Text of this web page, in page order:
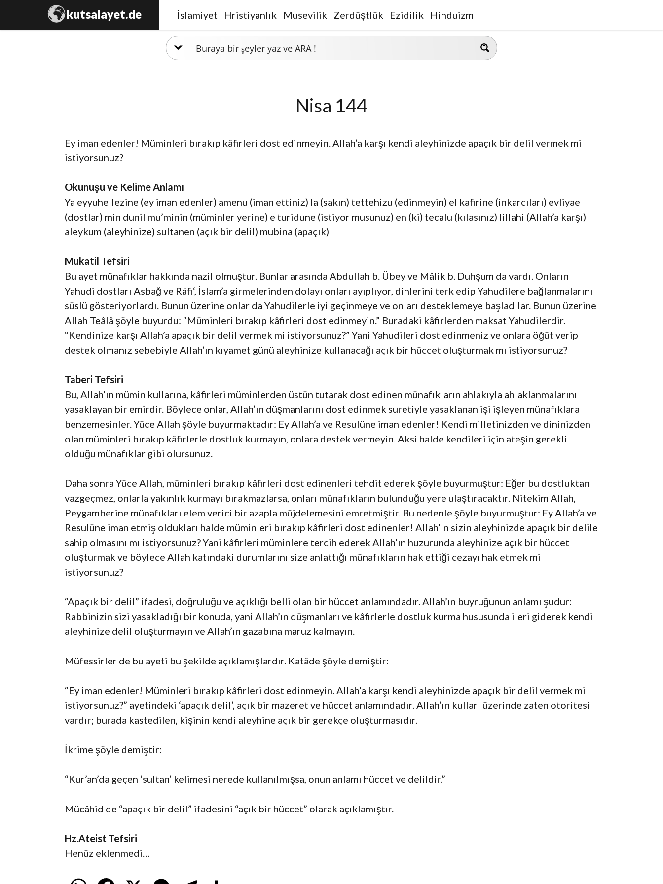
kutsalayet.de İslamiyet Hristiyanlık Musevilik Zerdüştlük Ezidilik Hinduizm
Nisa 144
Ey iman edenler! Müminleri bırakıp kâfirleri dost edinmeyin. Allah’a karşı kendi aleyhinizde apaçık bir delil vermek mi
istiyorsunuz?
Okunuşu ve Kelime Anlamı
Ya eyyuhellezine (ey iman edenler) amenu (iman ettiniz) la (sakın) tettehizu (edinmeyin) el kafirine (inkarcıları) evliyae
(dostlar) min dunil mu’minin (müminler yerine) e turidune (istiyor musunuz) en (ki) tecalu (kılasınız) lillahi (Allah’a karşı)
aleykum (aleyhinize) sultanen (açık bir delil) mubina (apaçık)
Mukatil Tefsiri
Bu ayet münafıklar hakkında nazil olmuştur. Bunlar arasında Abdullah b. Übey ve Mâlik b. Duhşum da vardı. Onların
Yahudi dostları Asbağ ve Râfi‘, İslam’a girmelerinden dolayı onları ayıplıyor, dinlerini terk edip Yahudilere bağlanmalarını
süslü gösteriyorlardı. Bunun üzerine onlar da Yahudilerle iyi geçinmeye ve onları desteklemeye başladılar. Bunun üzerine
Allah Teâlâ şöyle buyurdu: “Müminleri bırakıp kâfirleri dost edinmeyin.” Buradaki kâfirlerden maksat Yahudilerdir.
“Kendinize karşı Allah’a apaçık bir delil vermek mi istiyorsunuz?” Yani Yahudileri dost edinmeniz ve onlara öğüt verip
destek olmanız sebebiyle Allah’ın kıyamet günü aleyhinize kullanacağı açık bir hüccet oluşturmak mı istiyorsunuz?
Taberi Tefsiri
Bu, Allah’ın mümin kullarına, kâfirleri müminlerden üstün tutarak dost edinen münafıkların ahlakıyla ahlaklanmalarını
yasaklayan bir emirdir. Böylece onlar, Allah’ın düşmanlarını dost edinmek suretiyle yasaklanan işi işleyen münafıklara
benzemesinler. Yüce Allah şöyle buyurmaktadır: Ey Allah’a ve Resulüne iman edenler! Kendi milletinizden ve dininizden
olan müminleri bırakıp kâfirlerle dostluk kurmayın, onlara destek vermeyin. Aksi halde kendileri için ateşin gerekli
olduğu münafıklar gibi olursunuz.
Daha sonra Yüce Allah, müminleri bırakıp kâfirleri dost edinenleri tehdit ederek şöyle buyurmuştur: Eğer bu dostluktan
vazgeçmez, onlarla yakınlık kurmayı bırakmazlarsa, onları münafıkların bulunduğu yere ulaştıracaktır. Nitekim Allah,
Peygamberine münafıkları elem verici bir azapla müjdelemesini emretmiştir. Bu nedenle şöyle buyurmuştur: Ey Allah’a ve
Resulüne iman etmiş oldukları halde müminleri bırakıp kâfirleri dost edinenler! Allah’ın sizin aleyhinizde apaçık bir delile
sahip olmasını mı istiyorsunuz? Yani kâfirleri müminlere tercih ederek Allah’ın huzurunda aleyhinize açık bir hüccet
oluşturmak ve böylece Allah katındaki durumlarını size anlattığı münafıkların hak ettiği cezayı hak etmek mi
istiyorsunuz?
“Apaçık bir delil” ifadesi, doğruluğu ve açıklığı belli olan bir hüccet anlamındadır. Allah’ın buyruğunun anlamı şudur:
Rabbinizin sizi yasakladığı bir konuda, yani Allah’ın düşmanları ve kâfirlerle dostluk kurma hususunda ileri giderek kendi
aleyhinize delil oluşturmayın ve Allah’ın gazabına maruz kalmayın.
Müfessirler de bu ayeti bu şekilde açıklamışlardır. Katâde şöyle demiştir:
“Ey iman edenler! Müminleri bırakıp kâfirleri dost edinmeyin. Allah’a karşı kendi aleyhinizde apaçık bir delil vermek mi
istiyorsunuz?” ayetindeki ‘apaçık delil’, açık bir mazeret ve hüccet anlamındadır. Allah’ın kulları üzerinde zaten otoritesi
vardır; burada kastedilen, kişinin kendi aleyhine açık bir gerekçe oluşturmasıdır.
İkrime şöyle demiştir:
“Kur’an’da geçen ‘sultan’ kelimesi nerede kullanılmışsa, onun anlamı hüccet ve delildir.”
Mücâhid de “apaçık bir delil” ifadesini “açık bir hüccet” olarak açıklamıştır.
Hz.Ateist Tefsiri
Henüz eklenmedi…